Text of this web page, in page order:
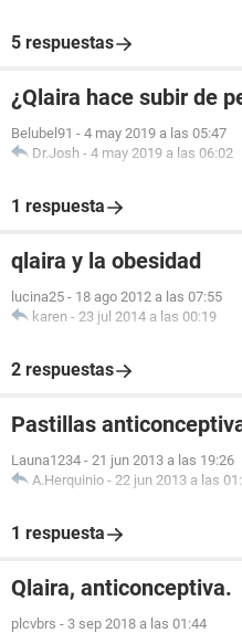
5 respuestas
¿Qlaira hace subir de
Belubel91 - 4 may 2019 a las 05:47
Dr.Josh - 4 may 2019 a las 06:02
1 respuesta
qlaira y la obesidad
lucina25 - 18 ago 2012 a las 07:55
karen - 23 jul 2014 a las 00:19
2 respuestas
Pastillas
Launa1234 - 21 jun 2013 a las 19:26
A.Herquinio - 22 jun 2013 a las
1 respuesta
Qlaira, anticonceptiva.
plcvbrs - 3 sep 2018 a las 01:44